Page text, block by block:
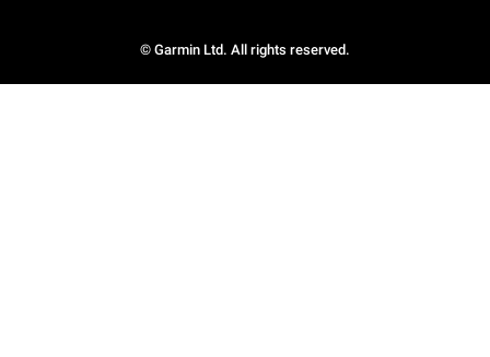
© Garmin Ltd. All rights reserved.